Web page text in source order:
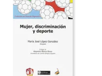
dcto.